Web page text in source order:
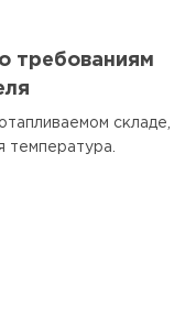
требованиям
складе,
температура.